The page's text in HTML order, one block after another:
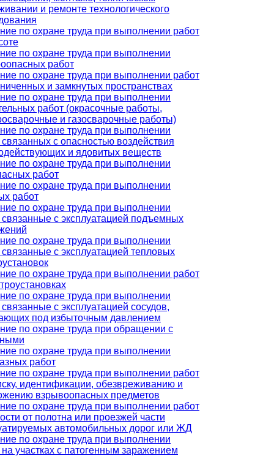
и ремонте технологического
по охране труда при выполнении работ
по охране труда при выполнении
работ
по охране труда при выполнении работ
и замкнутых пространствах
по охране труда при выполнении
работ (окрасочные работы,
и газосварочные работы)
по охране труда при выполнении
связанных с опасностью воздействия
и ядовитых веществ
по охране труда при выполнении
работ
по охране труда при выполнении
работ
по охране труда при выполнении
связанные с эксплуатацией подъемных
по охране труда при выполнении
связанные с эксплуатацией тепловых
по охране труда при выполнении работ
по охране труда при выполнении
связанные с эксплуатацией сосудов,
под избыточным давлением
по охране труда при обращении с
по охране труда при выполнении
работ
по охране труда при выполнении работ
идентификации, обезвреживанию и
взрывоопасных предметов
по охране труда при выполнении работ
от полотна или проезжей части
автомобильных дорог или ЖД
по охране труда при выполнении
на участках с патогенным заражением